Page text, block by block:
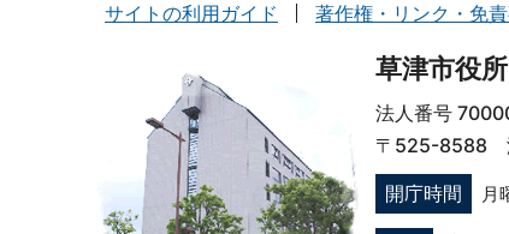
サイトの利用ガイド 著作権・リンク・免
草津市役所
法人番号
〒525-8588
開庁時間
月